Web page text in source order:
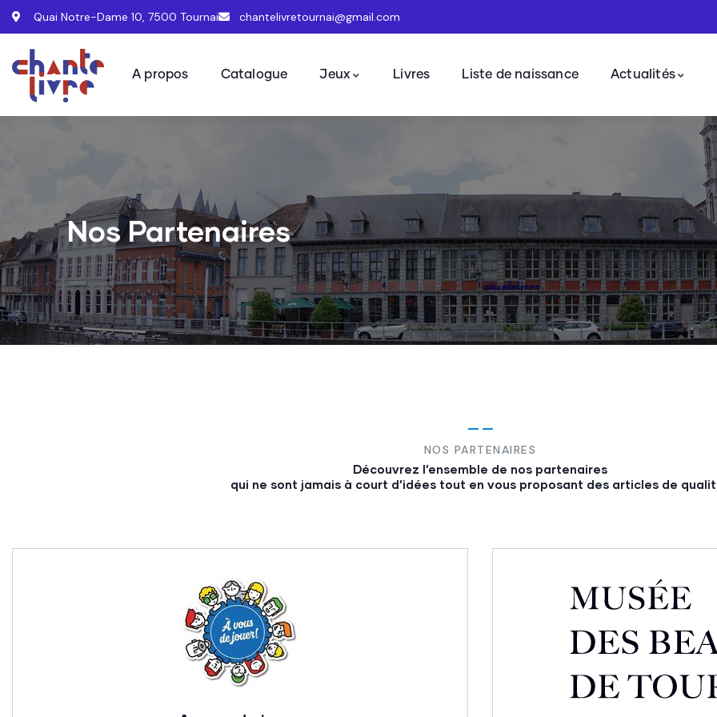
Quai Notre-Dame 10, 7500 Tournai chantelivretournai@gmail.com
A propos Catalogue Jeux Livres Liste de naissance Actualités
Nos Partenaires
NOS PARTENAIRES
Découvrez l’ensemble de nos partenaires
qui ne sont jamais à court d’idées tout en vous proposant des articles de